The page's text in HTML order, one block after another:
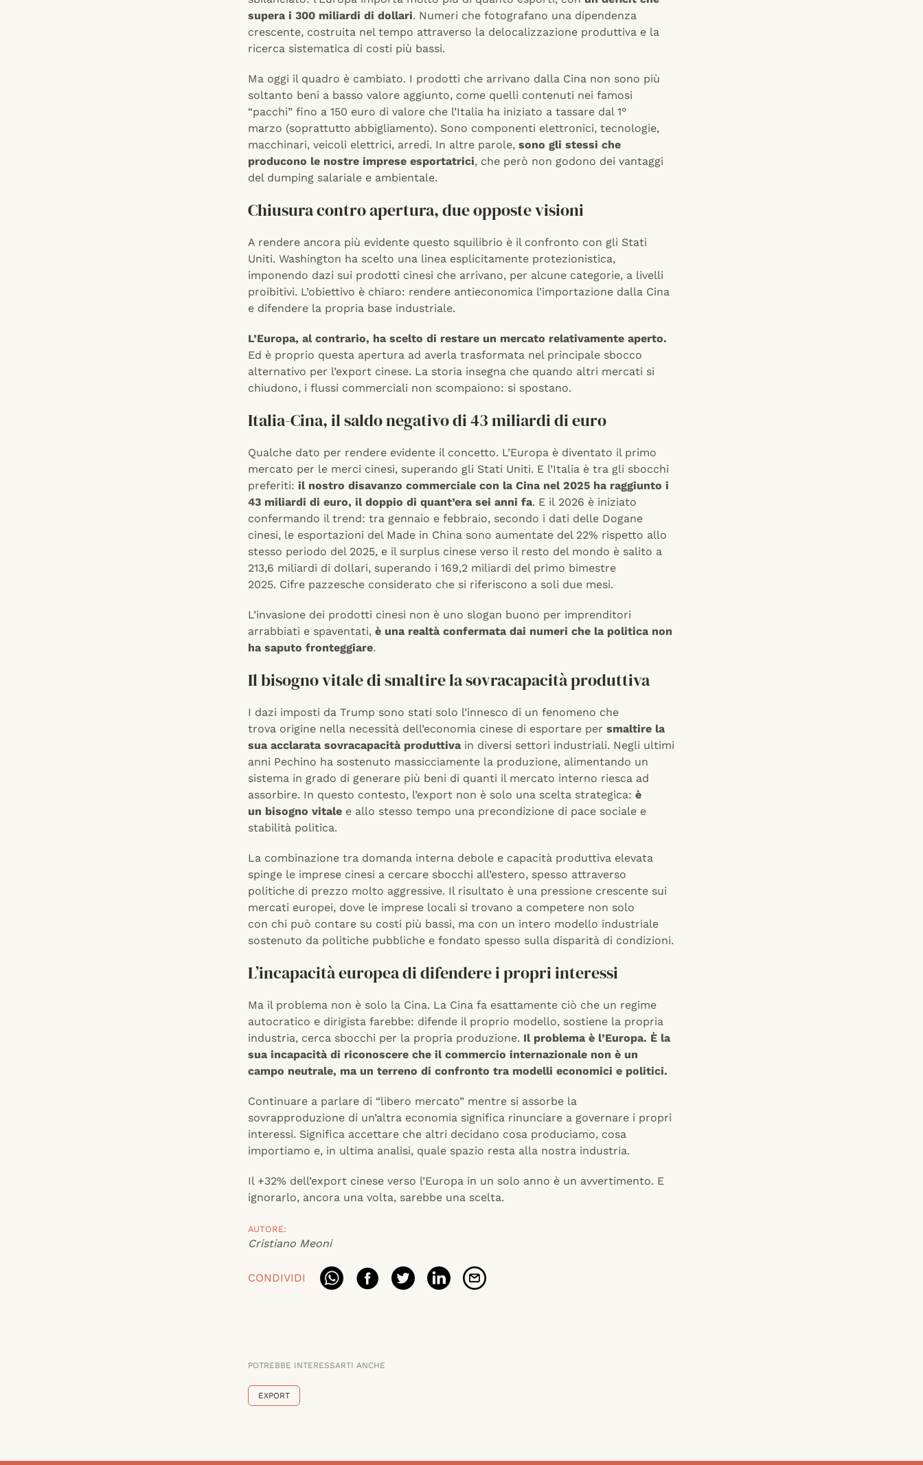
supera i 300 miliardi di dollari. Numeri che fotografano una dipendenza
crescente, costruita nel tempo attraverso la delocalizzazione produttiva e la
ricerca sistematica di costi più bassi.
Ma oggi il quadro è cambiato. I prodotti che arrivano dalla Cina non sono più
soltanto beni a basso valore aggiunto, come quelli contenuti nei famosi
“pacchi” fino a 150 euro di valore che l’Italia ha iniziato a tassare dal 1°
marzo (soprattutto abbigliamento). Sono componenti elettronici, tecnologie,
macchinari, veicoli elettrici, arredi. In altre parole, sono gli stessi che
producono le nostre imprese esportatrici, che però non godono dei vantaggi
del dumping salariale e ambientale.
Chiusura contro apertura, due opposte visioni
A rendere ancora più evidente questo squilibrio è il confronto con gli Stati
Uniti. Washington ha scelto una linea esplicitamente protezionistica,
imponendo dazi sui prodotti cinesi che arrivano, per alcune categorie, a livelli
proibitivi. L’obiettivo è chiaro: rendere antieconomica l’importazione dalla Cina
e difendere la propria base industriale.
L’Europa, al contrario, ha scelto di restare un mercato relativamente aperto.
Ed è proprio questa apertura ad averla trasformata nel principale sbocco
alternativo per l’export cinese. La storia insegna che quando altri mercati si
chiudono, i flussi commerciali non scompaiono: si spostano.
Italia-Cina, il saldo negativo di 43 miliardi di euro
Qualche dato per rendere evidente il concetto. L’Europa è diventato il primo
mercato per le merci cinesi, superando gli Stati Uniti. E l’Italia è tra gli sbocchi
preferiti: il nostro disavanzo commerciale con la Cina nel 2025 ha raggiunto i
43 miliardi di euro, il doppio di quant’era sei anni fa. E il 2026 è iniziato
confermando il trend: tra gennaio e febbraio, secondo i dati delle Dogane
cinesi, le esportazioni del Made in China sono aumentate del 22% rispetto allo
stesso periodo del 2025, e il surplus cinese verso il resto del mondo è salito a
213,6 miliardi di dollari, superando i 169,2 miliardi del primo bimestre
2025. Cifre pazzesche considerato che si riferiscono a soli due mesi.
L’invasione dei prodotti cinesi non è uno slogan buono per imprenditori
arrabbiati e spaventati, è una realtà confermata dai numeri che la politica non
ha saputo fronteggiare.
Il bisogno vitale di smaltire la sovracapacità produttiva
I dazi imposti da Trump sono stati solo l’innesco di un fenomeno che
trova origine nella necessità dell’economia cinese di esportare per smaltire la
sua acclarata sovracapacità produttiva in diversi settori industriali. Negli ultimi
anni Pechino ha sostenuto massicciamente la produzione, alimentando un
sistema in grado di generare più beni di quanti il mercato interno riesca ad
assorbire. In questo contesto, l’export non è solo una scelta strategica: è
un bisogno vitale e allo stesso tempo una precondizione di pace sociale e
stabilità politica.
La combinazione tra domanda interna debole e capacità produttiva elevata
spinge le imprese cinesi a cercare sbocchi all’estero, spesso attraverso
politiche di prezzo molto aggressive. Il risultato è una pressione crescente sui
mercati europei, dove le imprese locali si trovano a competere non solo
con chi può contare su costi più bassi, ma con un intero modello industriale
sostenuto da politiche pubbliche e fondato spesso sulla disparità di condizioni.
L’incapacità europea di difendere i propri interessi
Ma il problema non è solo la Cina. La Cina fa esattamente ciò che un regime
autocratico e dirigista farebbe: difende il proprio modello, sostiene la propria
industria, cerca sbocchi per la propria produzione. Il problema è l’Europa. È la
sua incapacità di riconoscere che il commercio internazionale non è un
campo neutrale, ma un terreno di confronto tra modelli economici e politici.
Continuare a parlare di “libero mercato” mentre si assorbe la
sovrapproduzione di un’altra economia significa rinunciare a governare i propri
interessi. Significa accettare che altri decidano cosa produciamo, cosa
importiamo e, in ultima analisi, quale spazio resta alla nostra industria.
Il +32% dell’export cinese verso l’Europa in un solo anno è un avvertimento. E
ignorarlo, ancora una volta, sarebbe una scelta.
AUTORE:
Cristiano Meoni
CONDIVIDI
POTREBBE INTERESSARTI ANCHE
EXPORT